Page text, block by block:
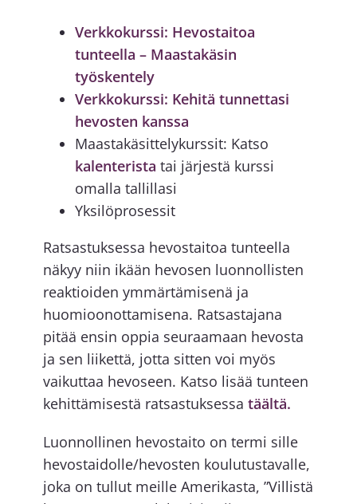
Verkkokurssi: Hevostaitoa
tunteella – Maastakäsin
työskentely
Verkkokurssi: Kehitä tunnettasi
hevosten kanssa
Maastakäsittelykurssit: Katso
kalenterista tai järjestä kurssi
omalla tallillasi
Yksilöprosessit
Ratsastuksessa hevostaitoa tunteella
näkyy niin ikään hevosen luonnollisten
reaktioiden ymmärtämisenä ja
huomioonottamisena. Ratsastajana
pitää ensin oppia seuraamaan hevosta
ja sen liikettä, jotta sitten voi myös
vaikuttaa hevoseen. Katso lisää tunteen
kehittämisestä ratsastuksessa täältä.
Luonnollinen hevostaito on termi sille
hevostaidolle/hevosten koulutustavalle,
joka on tullut meille Amerikasta, ”Villistä